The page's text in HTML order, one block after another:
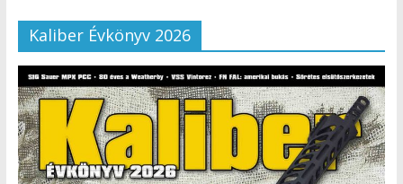
Kaliber Évkönyv 2026